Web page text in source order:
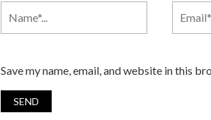
Save my name, email, and website in this